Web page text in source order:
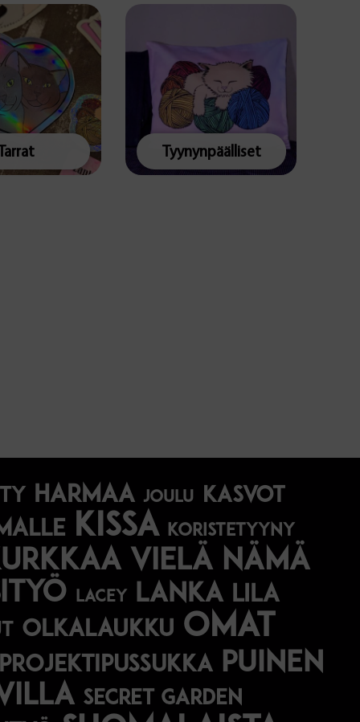
Tyynynpäälliset
harmaa joulu
Kasvot
kissa koristetyyny
vielä nämä
lacey lanka lila
olkalaukku omat
projektipussukka puinen
secret garden